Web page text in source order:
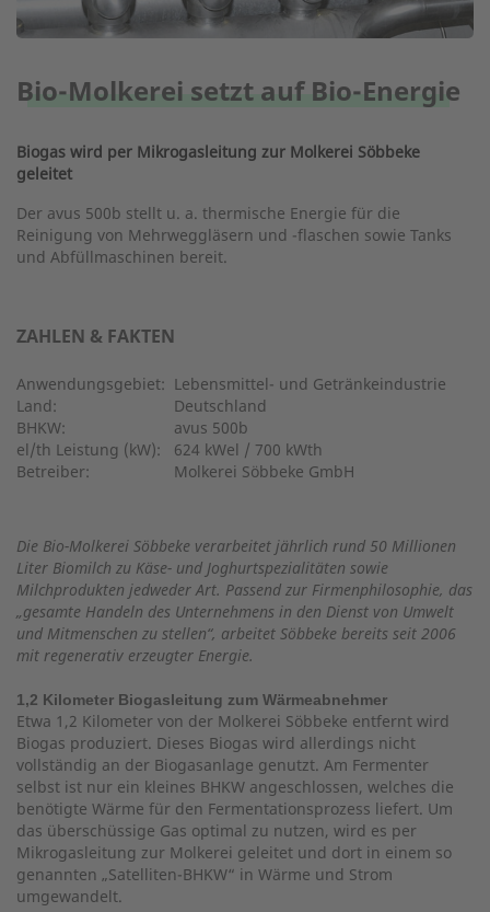
Bio-Molkerei setzt auf Bio-Energie
Biogas wird per Mikrogasleitung zur Molkerei Söbbeke
geleitet
Der avus 500b stellt u. a. thermische Energie für die
Reinigung von Mehrweggläsern und -flaschen sowie Tanks
und Abfüllmaschinen bereit.
ZAHLEN & FAKTEN
Anwendungsgebiet: Lebensmittel- und Getränkeindustrie
Land:
Deutschland
BHKW:
avus 500b
el/th Leistung (kW):
624 kWel / 700 kWth
Betreiber:
Molkerei Söbbeke GmbH
Die Bio-Molkerei Söbbeke verarbeitet jährlich rund 50 Millionen
Liter Biomilch zu Käse- und Joghurtspezialitäten sowie
Milchprodukten jedweder Art. Passend zur Firmenphilosophie, das
„gesamte Handeln des Unternehmens in den Dienst von Umwelt
und Mitmenschen zu stellen“, arbeitet Söbbeke bereits seit 2006
mit regenerativ erzeugter Energie.
1,2 Kilometer Biogasleitung zum Wärmeabnehmer
Etwa 1,2 Kilometer von der Molkerei Söbbeke entfernt wird
Biogas produziert. Dieses Biogas wird allerdings nicht
vollständig an der Biogasanlage genutzt. Am Fermenter
selbst ist nur ein kleines BHKW angeschlossen, welches die
benötigte Wärme für den Fermentationsprozess liefert. Um
das überschüssige Gas optimal zu nutzen, wird es per
Mikrogasleitung zur Molkerei geleitet und dort in einem so
genannten „Satelliten-BHKW“ in Wärme und Strom
umgewandelt.